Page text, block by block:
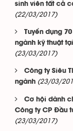
sinh viên tất cả
(22/03/2017)
Tuyển dụng
ngành kỹ thuật
(23/03/2017)
Công ty Siêu
ngành (23/03/
Cơ hội dành
Công ty CP Đầu
(23/03/2017)